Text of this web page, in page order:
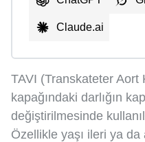
Claude.ai
TAVI (Transkateter
kapağındaki darlığın
değiştirilmesinde
Özellikle yaşı ileri ya da